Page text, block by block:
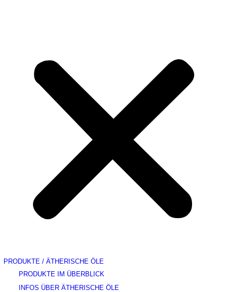
PRODUKTE / ÄTHERISCHE ÖLE
PRODUKTE IM ÜBERBLICK
INFOS ÜBER ÄTHERISCHE ÖLE